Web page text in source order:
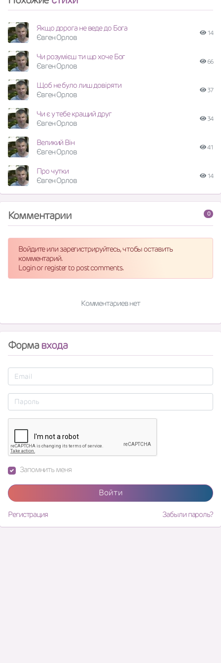
Якщо дорога не веде до Бога
Євген Орлов
14
Чи розумієш ти що хоче Бог
Євген Орлов
66
Щоб не було лиш довіряти
Євген Орлов
37
Чи є у тебе кращий друг
Євген Орлов
34
Великий Він
Євген Орлов
41
Про чутки
Євген Орлов
14
0
Комментарии
Войдите или зарегистрируйтесь, чтобы оставить
комментарий.
Login or register to post comments.
Комментариев нет
Формавхода
Запомнить меня
Войти
Регистрация Забыли пароль?